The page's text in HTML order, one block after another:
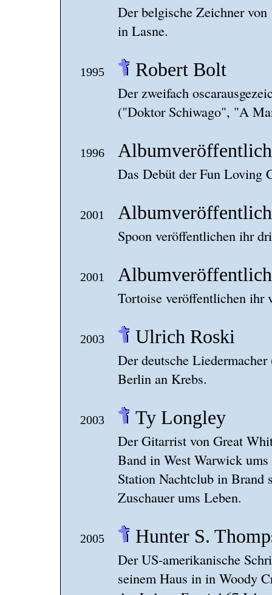
Der belgische Zeichner
in Lasne.
1995 Robert Bolt
Der zweifach
("Doktor Schiwago", "A
1996
Das Debüt der Fun Loving
2001
Spoon veröffentlichen ihr
2001
Tortoise veröffentlichen ihr
2003 Ulrich Roski
Der deutsche
Berlin an Krebs.
2003 Ty Longley
Der Gitarrist von Great
Band in West Warwick
Station Nachtclub in Brand
Zuschauer ums Leben.
2005 Hunter S.
Der US-amerikanische
seinem Haus in in Woody